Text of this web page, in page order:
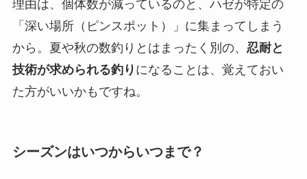
理由は、個体数が減っているのと、ハゼが特定の
「深い場所（ピンスポット）」に集まってしまう
から。夏や秋の数釣りとはまったく別の、 忍耐と
技術が求められる釣り になることは、覚えておい
た方がいいかもですね。
シーズンはいつからいつまで？